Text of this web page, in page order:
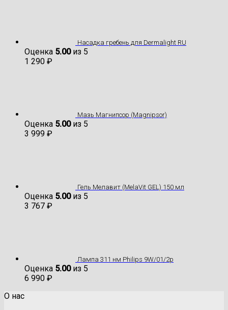
Насадка гребень для Dermalight RU
Оценка 5.00из 5
1 290 ₽
Мазь Магнипсор (Magnipsor)
Оценка 5.00из 5
3 999 ₽
Гель Мелавит (MelaVit GEL) 150 мл
Оценка 5.00из 5
3 767 ₽
Лампа 311 нм Philips 9W/01/2p
Оценка 5.00из 5
6 990 ₽
О нас